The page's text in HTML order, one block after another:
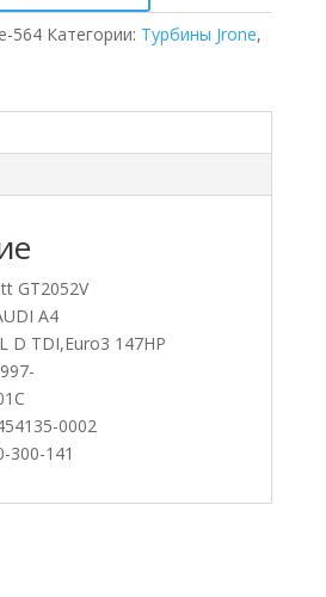
564 Категории: Турбины Jrone,
GT2052V
A4
D TDI,Euro3 147HP
0002
300-141